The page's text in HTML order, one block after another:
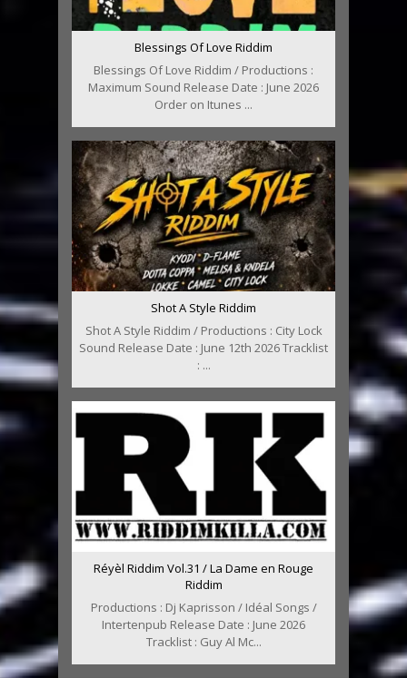
Blessings Of Love Riddim
Blessings Of Love Riddim / Productions :
Maximum Sound Release Date : June 2026
Order on Itunes ...
Shot A Style Riddim
Shot A Style Riddim / Productions : City Lock
Sound Release Date : June 12th 2026 Tracklist
: ...
Réyèl Riddim Vol.31 / La Dame en Rouge
Riddim
Productions : Dj Kaprisson / Idéal Songs /
Intertenpub Release Date : June 2026
Tracklist : Guy Al Mc...